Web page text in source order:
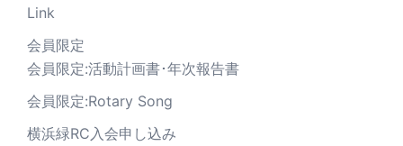
Link
会員限定
会員限定:活動計画書･年次報告書
会員限定:Rotary Song
横浜緑RC入会申し込み